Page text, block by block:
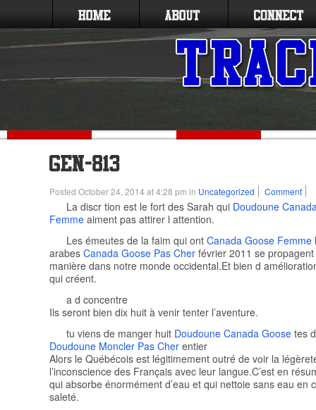
Posted October 24, 2014 at 4:28 pm in Uncategorized Comment
La discr tion est le fort des Sarah qui Doudoune
Femme aiment pas attirer l attention.
Les émeutes de la faim qui ont Canada Goose Femme
arabes Canada Goose Pas Cher février 2011 se
manière dans notre monde occidental.Et bien d
qui créent.
a d concentre
Ils seront bien dix huit à venir tenter l’aventure.
tu viens de manger huit Doudoune Canada Goose tes
Doudoune Moncler Pas Cher entier
Alors le Québécois est légitimement outré de voir la
l’inconscience des Français avec leur langue.C’est en
qui absorbe énormément d’eau et qui nettoie sans eau en
saleté.